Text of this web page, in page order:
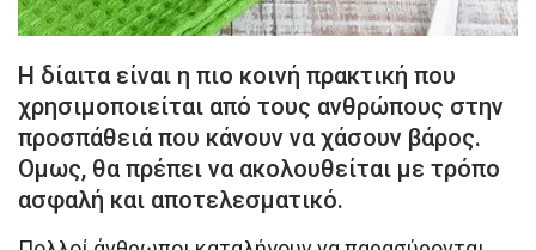
Η δίαιτα είναι η πιο κοινή πρακτική που
χρησιμοποιείται από τους ανθρώπους στην
προσπάθειά που κάνουν να χάσουν βάρος.
Ομως, θα πρέπει να ακολουθείται με τρόπο
ασφαλή και αποτελεσματικό.